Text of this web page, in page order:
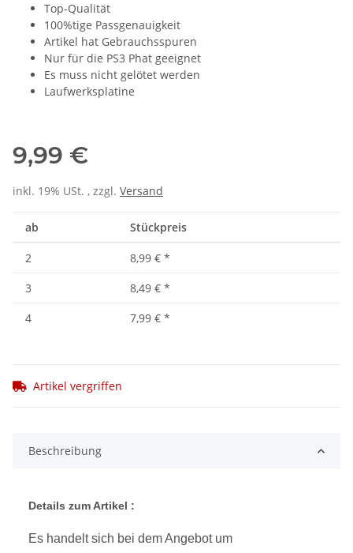
Top-Qualität
100%tige Passgenauigkeit
Artikel hat Gebrauchsspuren
Nur für die PS3 Phat geeignet
Es muss nicht gelötet werden
Laufwerksplatine
9,99 €
inkl. 19% USt. , zzgl. Versand
ab Stückpreis
2 8,99 € *
3
8,49 € *
4
7,99 € *
Artikel vergriffen
Beschreibung
Details zum Artikel :
Es handelt sich bei dem Angebot um